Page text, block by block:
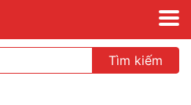
Tìm kiếm